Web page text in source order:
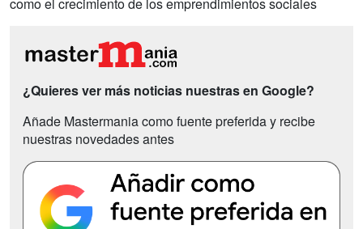
como el crecimiento de los emprendimientos sociales
¿Quieres ver más noticias nuestras en Google?
Añade Mastermania como fuente preferida y recibe
nuestras novedades antes